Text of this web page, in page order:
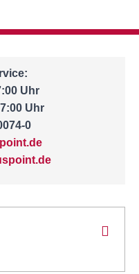
Uhr
Uhr
0